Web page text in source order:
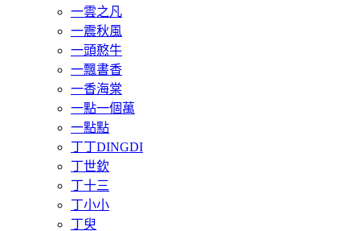
一雲之凡
一震秋風
一頭憨牛
一飄書香
一香海棠
一點一個萬
一點點
丁丁DINGDI
丁世欽
丁十三
丁小小
丁臾